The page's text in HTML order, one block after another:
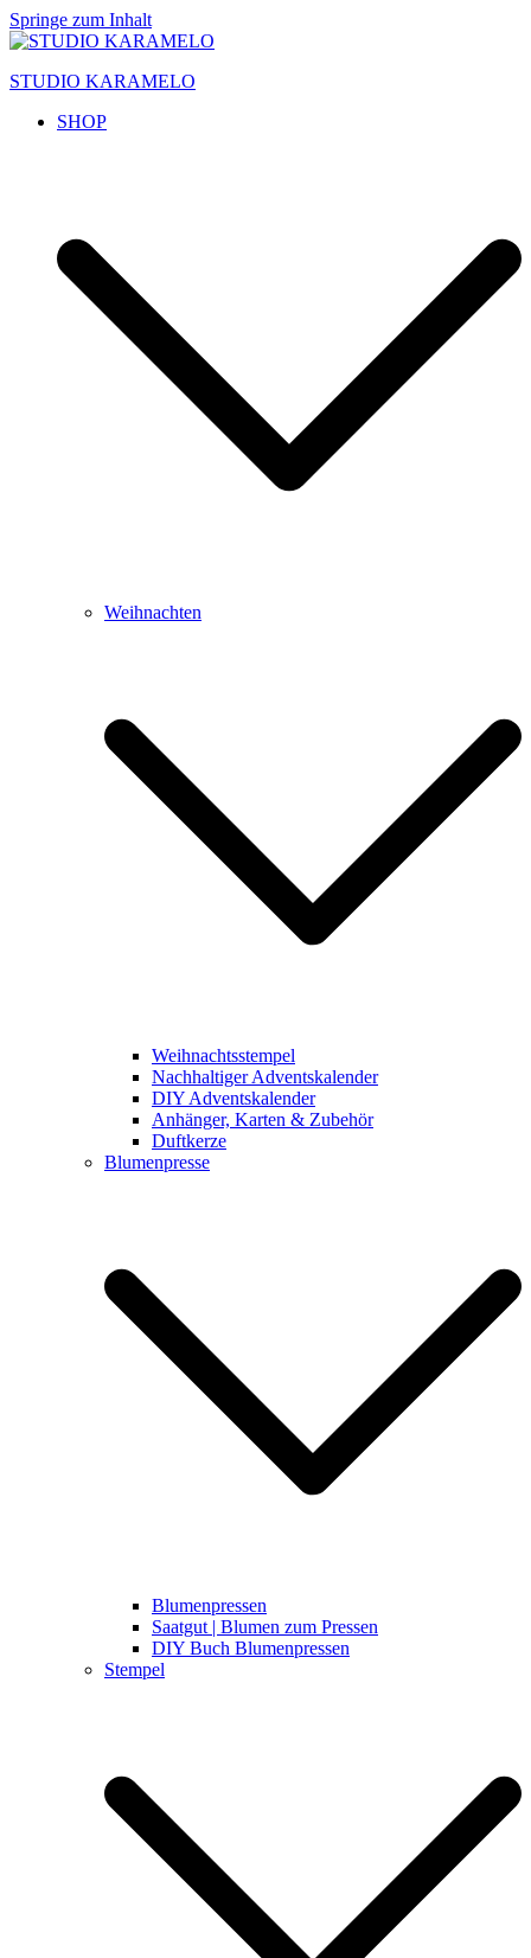
Springe zum Inhalt
STUDIO KARAMELO
SHOP
Weihnachten
Weihnachtsstempel
Nachhaltiger Adventskalender
DIY Adventskalender
Anhänger, Karten & Zubehör
Duftkerze
Blumenpresse
Blumenpressen
Saatgut | Blumen zum Pressen
DIY Buch Blumenpressen
Stempel